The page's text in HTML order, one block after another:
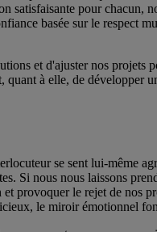
satisfaisante pour chacun,
basée sur le respect
et d'ajuster nos projets
à elle, de développer
se sent lui-même
Si nous nous laissons
provoquer le rejet de nos
le miroir émotionnel